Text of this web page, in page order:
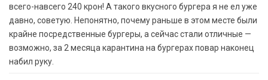
всего-навсего 240 крон! А такого вкусного бургера я не ел уже
давно, советую. Непонятно, почему раньше в этом месте были
крайне посредственные бургеры, а сейчас стали отличные —
возможно, за 2 месяца карантина на бургерах повар наконец
набил руку.